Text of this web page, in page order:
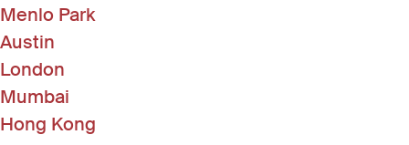
Menlo Park
Austin
London
Mumbai
Hong Kong